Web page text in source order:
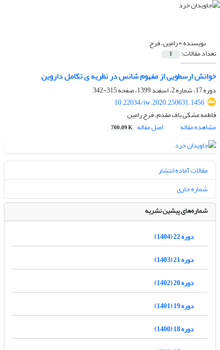
نویسنده =رامین، فرح
تعداد مقالات: 1
خوانش ارسطویی از مفهوم شانس در نظریه ی تکامل داروین
دوره 17، شماره 2، اسفند 1399، صفحه
315-342
10.22034/iw.2020.250631.1456
فاطمه مشکی باف مقدم، فرح رامین
مشاهده مقاله
اصل مقاله 700.09 K
مقالات آماده انتشار
شماره جاری
شماره‌های پیشین نشریه
دوره 22 (1404)
دوره 21 (1403)
دوره 20 (1402)
دوره 19 (1401)
دوره 18 (1400)